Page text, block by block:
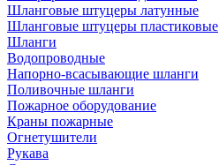
Шланговые штуцеры латунные
Шланговые штуцеры пластиковые
Шланги
Водопроводные
Напорно-всасывающие шланги
Поливочные шланги
Пожарное оборудование
Краны пожарные
Огнетушители
Рукава